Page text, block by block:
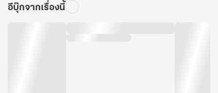
อีบุ๊กจากเรื่องนี้